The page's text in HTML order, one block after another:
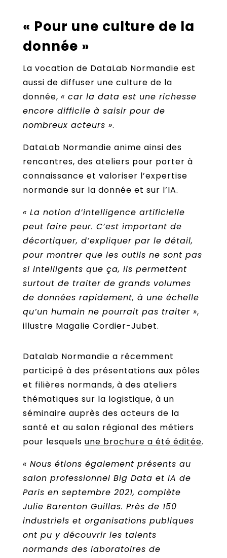
« Pour une culture de la
donnée »
La vocation de DataLab Normandie est
aussi de diffuser une culture de la
donnée, « car la data est une richesse
encore difficile à saisir pour de
nombreux acteurs ».
DataLab Normandie anime ainsi des
rencontres, des ateliers pour porter à
connaissance et valoriser l’expertise
normande sur la donnée et sur l’IA.
« La notion d’intelligence artificielle
peut faire peur. C’est important de
décortiquer, d’expliquer par le détail,
pour montrer que les outils ne sont pas
si intelligents que ça, ils permettent
surtout de traiter de grands volumes
de données rapidement, à une échelle
qu’un humain ne pourrait pas traiter »,
illustre Magalie Cordier-Jubet.
Datalab Normandie a récemment
participé à des présentations aux pôles
et filières normands, à des ateliers
thématiques sur la logistique, à un
séminaire auprès des acteurs de la
santé et au salon régional des métiers
pour lesquels une brochure a été éditée.
« Nous étions également présents au
salon professionnel Big Data et IA de
Paris en septembre 2021, complète
Julie Barenton Guillas. Près de 150
industriels et organisations publiques
ont pu y découvrir les talents
normands des laboratoires de